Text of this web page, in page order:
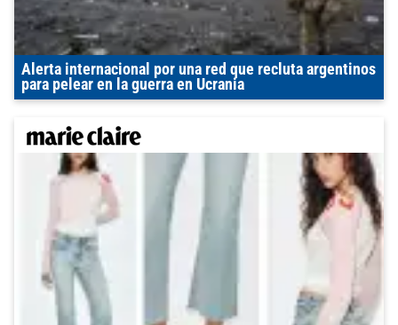
Alerta internacional por una red que recluta argentinos
para pelear en la guerra en Ucrania